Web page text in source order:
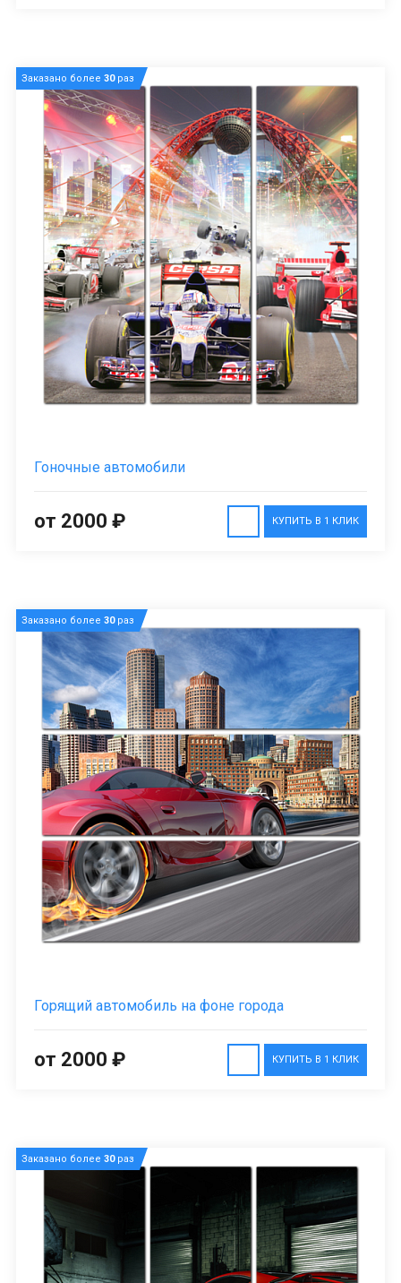
Заказано более 30раз
Гоночные автомобили
КУПИТЬ В 1 КЛИК
от 2000 ₽
Заказано более 30раз
Горящий автомобиль на фоне города
КУПИТЬ В 1 КЛИК
от 2000 ₽
Заказано более 30раз